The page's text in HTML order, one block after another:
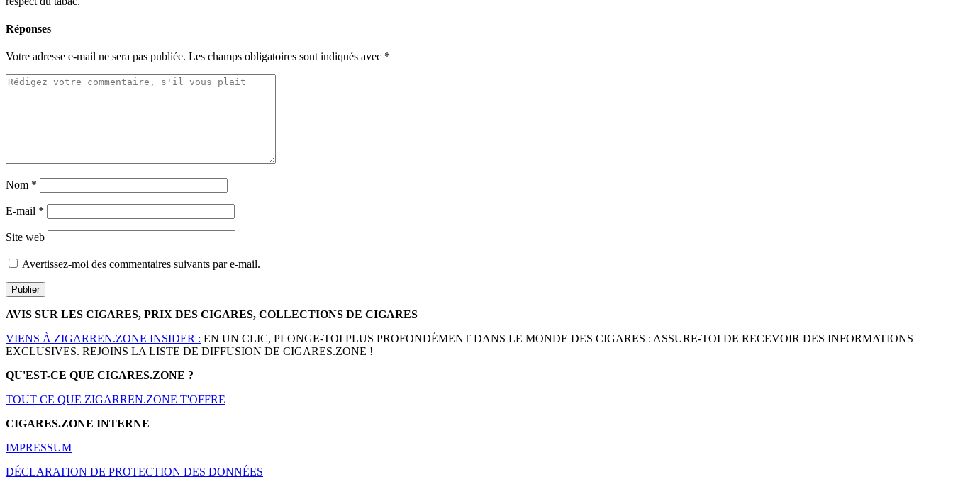
Réponses
Votre adresse e-mail ne sera pas publiée. Les champs obligatoires sont indiqués avec *
Nom *
E-mail *
Site web
Avertissez-moi des commentaires suivants par e-mail.
AVIS SUR LES CIGARES, PRIX DES CIGARES, COLLECTIONS DE CIGARES
VIENS À ZIGARREN.ZONE INSIDER : EN UN CLIC, PLONGE-TOI PLUS PROFONDÉMENT DANS LE MONDE DES CIGARES : ASSURE-TOI DE RECEVOIR DES INFORMATIONS
EXCLUSIVES. REJOINS LA LISTE DE DIFFUSION DE CIGARES.ZONE !
QU'EST-CE QUE CIGARES.ZONE ?
TOUT CE QUE ZIGARREN.ZONE T'OFFRE
CIGARES.ZONE INTERNE
IMPRESSUM
DÉCLARATION DE PROTECTION DES DONNÉES